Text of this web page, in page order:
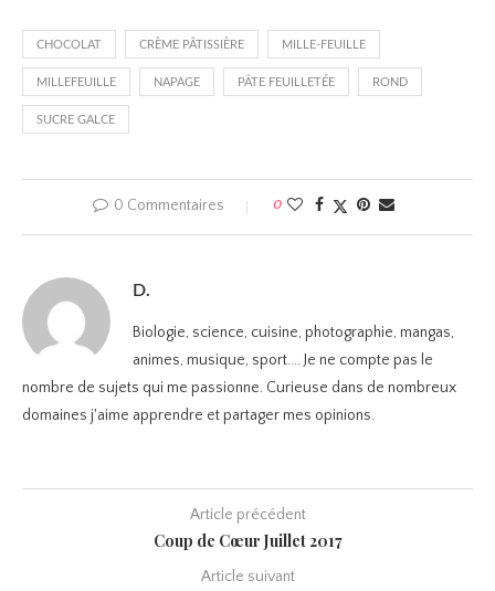
CHOCOLAT CRÈME PÂTISSIÈRE MILLE-FEUILLE
MILLEFEUILLE NAPAGE PÂTE FEUILLETÉE ROND
SUCRE GALCE
0 Commentaires 0
D.
Biologie, science, cuisine, photographie, mangas,
animes, musique, sport.... Je ne compte pas le
nombre de sujets qui me passionne. Curieuse dans de nombreux
domaines j'aime apprendre et partager mes opinions.
Article précédent
Coup de Cœur Juillet 2017
Article suivant